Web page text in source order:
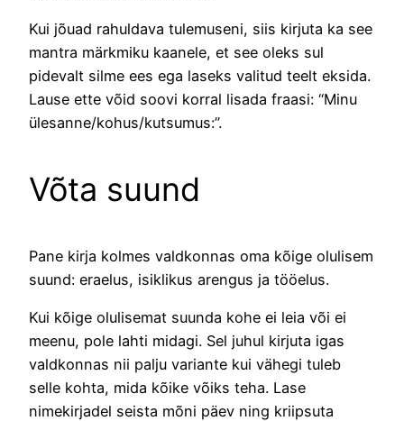
Kui jõuad rahuldava tulemuseni, siis kirjuta ka see
mantra märkmiku kaanele, et see oleks sul
pidevalt silme ees ega laseks valitud teelt eksida.
Lause ette võid soovi korral lisada fraasi: “Minu
ülesanne/kohus/kutsumus:”.
Võta suund
Pane kirja kolmes valdkonnas oma kõige olulisem
suund: eraelus, isiklikus arengus ja tööelus.
Kui kõige olulisemat suunda kohe ei leia või ei
meenu, pole lahti midagi. Sel juhul kirjuta igas
valdkonnas nii palju variante kui vähegi tuleb
selle kohta, mida kõike võiks teha. Lase
nimekirjadel seista mõni päev ning kriipsuta